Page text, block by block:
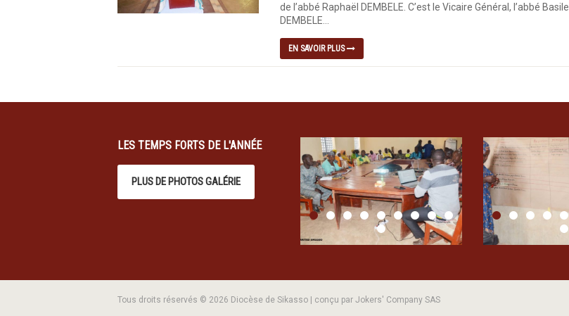
de l’abbé Raphaël DEMBELE. C’est le Vicaire Général, l’abbé Basile
DEMBELE...
EN SAVOIR PLUS
LES TEMPS FORTS DE L'ANNÉE
PLUS DE PHOTOS GALÉRIE
Tous droits réservés © 2026 Diocèse de Sikasso | conçu par Jokers' Company SAS